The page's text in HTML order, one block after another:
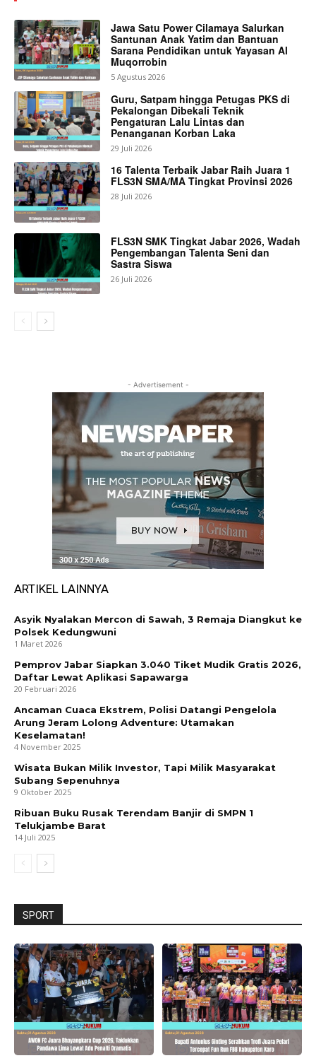
Jawa Satu Power Cilamaya Salurkan
Santunan Anak Yatim dan Bantuan
Sarana Pendidikan untuk Yayasan Al
Muqorrobin
5 Agustus 2026
Guru, Satpam hingga Petugas PKS di
Pekalongan Dibekali Teknik
Pengaturan Lalu Lintas dan
Penanganan Korban Laka
29 Juli 2026
16 Talenta Terbaik Jabar Raih Juara 1
FLS3N SMA/MA Tingkat Provinsi 2026
28 Juli 2026
FLS3N SMK Tingkat Jabar 2026, Wadah
Pengembangan Talenta Seni dan
Sastra Siswa
26 Juli 2026
- Advertisement -
ARTIKEL LAINNYA
Asyik Nyalakan Mercon di Sawah, 3 Remaja Diangkut ke
Polsek Kedungwuni
1 Maret 2026
Pemprov Jabar Siapkan 3.040 Tiket Mudik Gratis 2026,
Daftar Lewat Aplikasi Sapawarga
20 Februari 2026
Ancaman Cuaca Ekstrem, Polisi Datangi Pengelola
Arung Jeram Lolong Adventure: Utamakan
Keselamatan!
4 November 2025
Wisata Bukan Milik Investor, Tapi Milik Masyarakat
Subang Sepenuhnya
9 Oktober 2025
Ribuan Buku Rusak Terendam Banjir di SMPN 1
Telukjambe Barat
14 Juli 2025
SPORT